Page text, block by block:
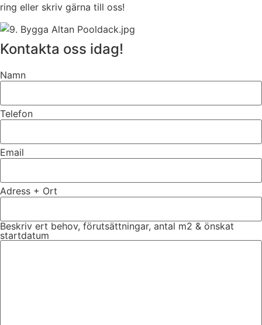
ring eller skriv gärna till oss!
Kontakta oss idag!
Namn
Telefon
Email
Adress + Ort
Beskriv ert behov, förutsättningar, antal m2 & önskat
startdatum